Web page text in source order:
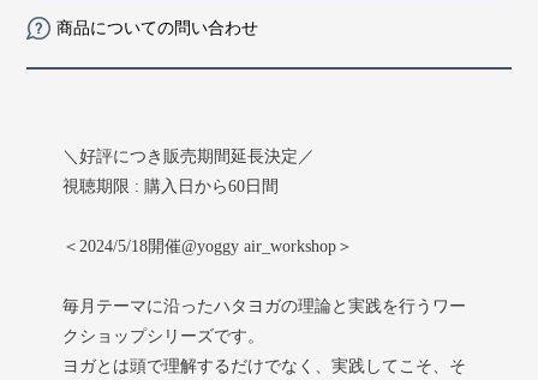
商品についての問い合わせ
＼好評につき販売期間延長決定／
視聴期限 : 購入日から60日間
＜2024/5/18開催@yoggy air_workshop＞
毎月テーマに沿ったハタヨガの理論と実践を行うワー
クショップシリーズです。
ヨガとは頭で理解するだけでなく、実践してこそ、そ